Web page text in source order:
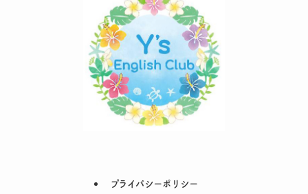
プライバシーポリシー